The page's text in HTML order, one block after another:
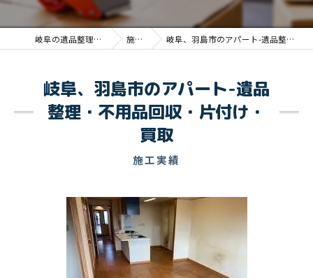
岐阜の遺品整理ならトライハート 施工実績 岐阜、羽島市のアパート-遺品整理・不用品回収・片付け・買取
施工実績
岐阜、羽島市のアパート-遺品
整理・不用品回収・片付け・
買取